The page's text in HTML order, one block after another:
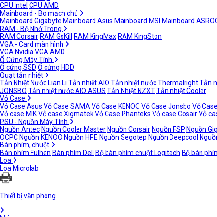
CPU Intel CPU AMD
Mainboard - Bo mạch chủ
Mainboard Gigabyte Mainboard Asus Mainboard MSI Mainboard
RAM - Bộ Nhớ Trong
RAM Corsair RAM GsKill RAM KingMax RAM KingSton
VGA - Card màn hình
VGA Nvidia VGA AMD
Ổ Cứng Máy Tính
Ổ cứng SSD Ổ cứng HDD
Quạt tản nhiệt
Tản Nhiệt Nước Lian Li Tản nhiệt AIO Tản nhiệt nước ThermalrightTản
JONSBO Tản nhiệt nước AIO ASUS Tản Nhiệt NZXTTản nhiệt Cooler
Vỏ Case
Vỏ Case Asus Vỏ Case SAMA Vỏ Case KENOO Vỏ Case Jonsbo Vỏ
Vỏ case MIKVỏ case XigmatekVỏ Case Phanteks Vỏ case CosairVỏ
PSU - Nguồn Máy Tính
Nguồn Antec Nguồn Cooler Master Nguồn Corsair Nguồn FSP Nguồn
OCPC Nguồn KENOO Nguồn HPE Nguồn Segotep Nguồn Deepcool
Bàn phím, chuột
Bàn phím Fulhen Bàn phím Dell Bộ bàn phím chuột Logitech Bộ bàn
Loa
Loa Microlab
Thiết bị văn phòng